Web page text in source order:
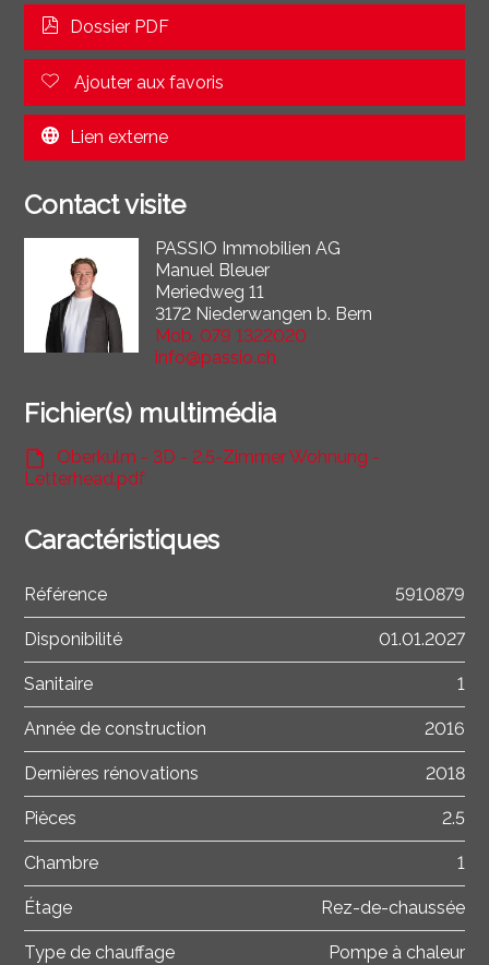
Dossier PDF
Ajouter aux favoris
Lien externe
Contact visite
PASSIO Immobilien AG
Manuel Bleuer
Meriedweg 11
3172 Niederwangen b. Bern
Mob. 079 1322020
info@passio.ch
Fichier(s) multimédia
Oberkulm - 3D - 2.5-Zimmer Wohnung -
Letterhead.pdf
Caractéristiques
Référence 5910879
Disponibilité 01.01.2027
Sanitaire 1
Année de construction 2016
Dernières rénovations 2018
Pièces 2.5
Chambre 1
Étage Rez-de-chaussée
Type de chauffage Pompe à chaleur